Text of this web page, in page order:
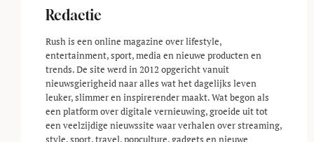
Redactie
Rush is een online magazine over lifestyle,
entertainment, sport, media en nieuwe producten en
trends. De site werd in 2012 opgericht vanuit
nieuwsgierigheid naar alles wat het dagelijks leven
leuker, slimmer en inspirerender maakt. Wat begon als
een platform over digitale vernieuwing, groeide uit tot
een veelzijdige nieuwssite waar verhalen over streaming,
style, sport, travel, popculture, gadgets en nieuwe